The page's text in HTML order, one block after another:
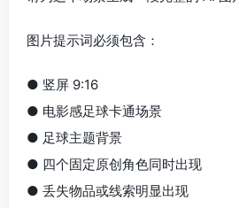
图片提示词必须包含：
● 竖屏 9:16
● 电影感足球卡通场景
● 足球主题背景
● 四个固定原创角色同时出现
● 丢失物品或线索明显出现